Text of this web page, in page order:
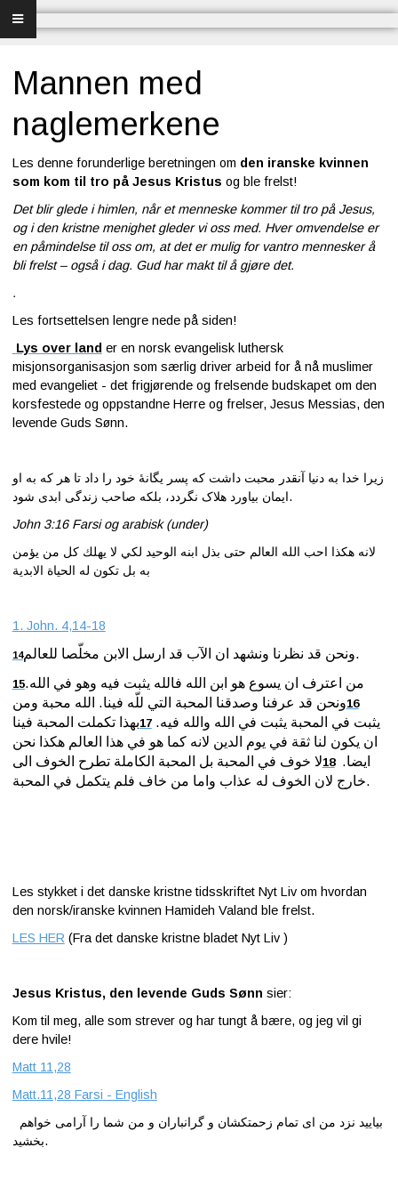
Forsiden
Bibelen og Israel
Om Norges Bibelkirke
Nettkirke
Mannen med
naglemerkene
Les denne forunderlige beretningen om den iranske kvinnen
som kom til tro på Jesus Kristus og ble frelst!
Det blir glede i himlen, når et menneske kommer til tro på Jesus,
og i den kristne menighet gleder vi oss med. Hver omvendelse er
en påmindelse til oss om, at det er mulig for vantro mennesker å
bli frelst – også i dag. Gud har makt til å gjøre det.
.
Les fortsettelsen lengre nede på siden!
Lys over land er en norsk evangelisk luthersk
misjonsorganisasjon som særlig driver arbeid for å nå muslimer
med evangeliet - det frigjørende og frelsende budskapet om den
korsfestede og oppstandne Herre og frelser, Jesus Messias, den
levende Guds Sønn.
زیرا خدا به دنیا آنقدر محبت داشت که پسر یگانۀ خود را داد تا هر که به او
ایمان بیاورد هلاک نگردد، بلکه صاحب زندگی ابدی شود.
John 3:16 Farsi og arabisk (under)
لانه هكذا احب الله العالم حتى بذل ابنه الوحيد لكي لا يهلك كل من يؤمن
به بل تكون له الحياة الابدية
1. John. 4,14-18
14 ونحن قد نظرنا ونشهد ان الآب قد ارسل الابن مخلّصا للعالم.
15من اعترف ان يسوع هو ابن الله فالله يثبت فيه وهو في الله.
16ونحن قد عرفنا وصدقنا المحبة التي للّه فينا. الله محبة ومن
يثبت في المحبة يثبت في الله والله فيه.17بهذا تكملت المحبة فينا
ان يكون لنا ثقة في يوم الدين لانه كما هو في هذا العالم هكذا نحن
ايضا.18لا خوف في المحبة بل المحبة الكاملة تطرح الخوف الى
خارج لان الخوف له عذاب واما من خاف فلم يتكمل في المحبة.
Les stykket i det danske kristne tidsskriftet Nyt Liv om hvordan
den norsk/iranske kvinnen Hamideh Valand ble frelst.
LES HER (Fra det danske kristne bladet Nyt Liv )
Jesus Kristus, den levende Guds Sønn sier:
Kom til meg, alle som strever og har tungt å bære, og jeg vil gi
dere hvile!
Matt 11,28
Matt.11,28 Farsi - English
بخشید.